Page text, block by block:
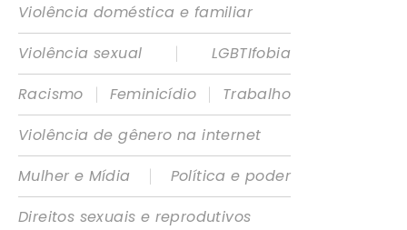
Violência doméstica e familiar
Violência sexual
|
LGBTIfobia
Racismo
| Feminicídio |
Trabalho
Violência de gênero na internet
Mulher e Mídia
|
Política e poder
Direitos sexuais e reprodutivos